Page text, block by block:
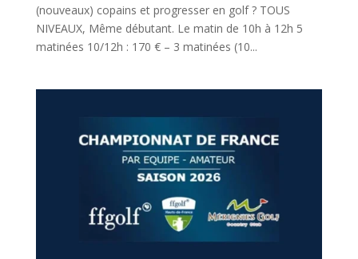
(nouveaux) copains et progresser en golf ? TOUS
NIVEAUX, Même débutant. Le matin de 10h à 12h 5
matinées 10/12h : 170 € – 3 matinées (10...